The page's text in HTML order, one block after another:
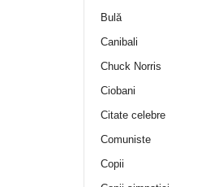
Bulă
Canibali
Chuck Norris
Ciobani
Citate celebre
Comuniste
Copii